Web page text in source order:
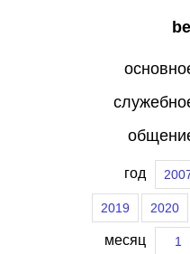
год
2019 2020
месяц 1